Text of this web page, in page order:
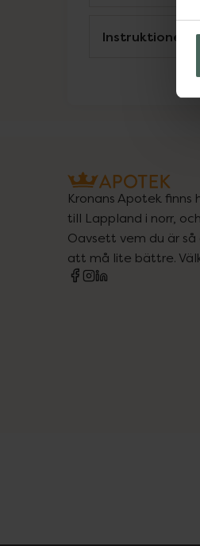
Instruktioner
Kronans Apotek finns
till Lappland i norr,
Oavsett vem du är
att må lite bättre.